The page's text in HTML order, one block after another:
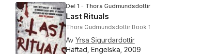
Del 1 - Thora Gudmundsdottir
Last Rituals
Thora Gudmundsdottir Book 1
Av Yrsa Sigurdardottir
Häftad, Engelska, 2009